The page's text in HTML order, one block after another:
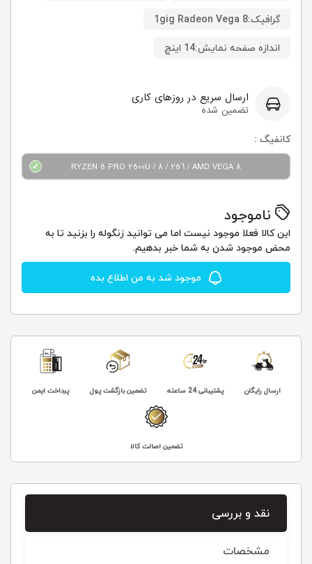
گرافیک:1gig Radeon Vega 8
اندازه صفحه نمایش:14 اینچ
ارسال سریع در روزهای کاری
تضمین شده
کانفیگ :
RYZEN 5 PRO 2500U / 8 / 256 / AMD VEGA 8
ناموجود
این کالا فعلا موجود نیست اما می توانید زنگوله را بزنید تا به
محض موجود شدن به شما خبر بدهیم.
موجود شد به من اطلاع بده
ارسال رایگان پشتیبانی 24 ساعته تضمین بازگشت پول پرداخت ایمن
تضمین اصالت کالا
نقد و بررسی
مشخصات